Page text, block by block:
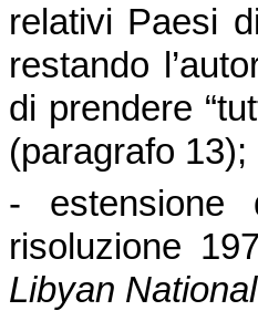
relativi Paesi
restando
di prendere
(paragrafo 13);
- estensione
risoluzione
Libyan